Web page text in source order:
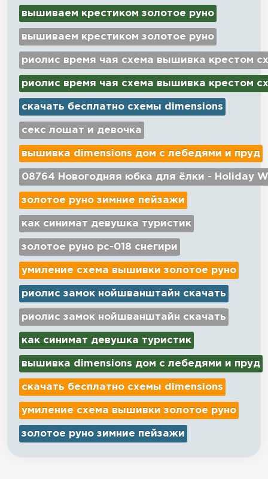
вышиваем крестиком золотое руно
вышиваем крестиком золотое руно
риолис время чая схема вышивка крестом
риолис время чая схема вышивка крестом
скачать бесплатно схемы dimensions
секс лошат и девочка
вышивка dimensions дом с лебедями и пруд
08764 Новогодняя юбка для ёлки - Holiday
золотое руно зимние пейзажи
как синимат девушка туристик
золотое руно рс-018 снегири
умиление схема вышивки золотое руно
риолис замок нойшванштайн скачать
риолис замок нойшванштайн скачать
как синимат девушка туристик
вышивка dimensions дом с лебедями и пруд
скачать бесплатно схемы dimensions
умиление схема вышивки золотое руно
золотое руно зимние пейзажи